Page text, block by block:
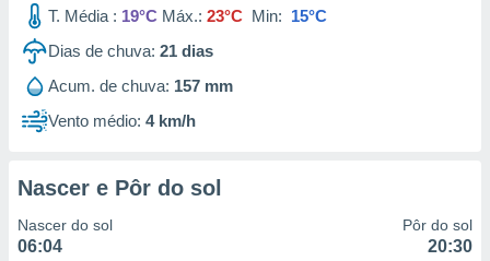
T. Média : 19°C Máx.: 23°C Min: 15°C
Dias de chuva: 21 dias
Acum. de chuva: 157 mm
Vento médio: 4 km/h
Nascer e Pôr do sol
Nascer do sol
06:04
Pôr do sol
20:30